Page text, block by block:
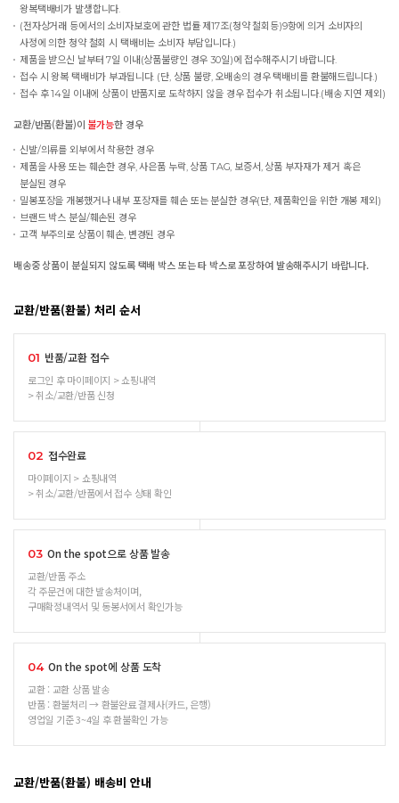
왕복택배비가 발생합니다.
(전자상거래 등에서의 소비자보호에 관한 법률 제17조(청약 철회등)9항에 의거 소비자의
사정에 의한 청약 철회 시 택배비는 소비자 부담입니다.)
제품을 받으신 날부터 7일 이내(상품불량인 경우 30일)에 접수해주시기 바랍니다.
접수 시 왕복 택배비가 부과됩니다. (단, 상품 불량, 오배송의 경우 택배비를 환불해드립니다.)
접수 후 14일 이내에 상품이 반품지로 도착하지 않을 경우 접수가 취소됩니다.(배송 지연 제외)
교환/반품(환불)이 불가능한 경우
신발/의류를 외부에서 착용한 경우
제품을 사용 또는 훼손한 경우, 사은품 누락, 상품 TAG, 보증서, 상품 부자재가 제거 혹은
분실된 경우
밀봉포장을 개봉했거나 내부 포장재를 훼손 또는 분실한 경우(단, 제품확인을 위한 개봉 제외)
브랜드 박스 분실/훼손된 경우
고객 부주의로 상품이 훼손, 변경된 경우
배송중 상품이 분실되지 않도록 택배 박스 또는 타 박스로 포장하여 발송해주시기 바랍니다.
교환/반품(환불) 처리 순서
01 반품/교환 접수
로그인 후 마이페이지 > 쇼핑내역
> 취소/교환/반품 신청
02 접수완료
마이페이지 > 쇼핑내역
> 취소/교환/반품에서 접수 상태 확인
03 On the spot으로 상품 발송
교환/반품 주소
각 주문건에 대한 발송처이며,
구매확정내역서 및 동봉서에서 확인가능
04 On the spot에 상품 도착
교환 : 교환 상품 발송
반품 : 환불처리 → 환불완료 결제사(카드, 은행)
영업일 기준 3~4일 후 환불확인 가능
교환/반품(환불) 배송비 안내